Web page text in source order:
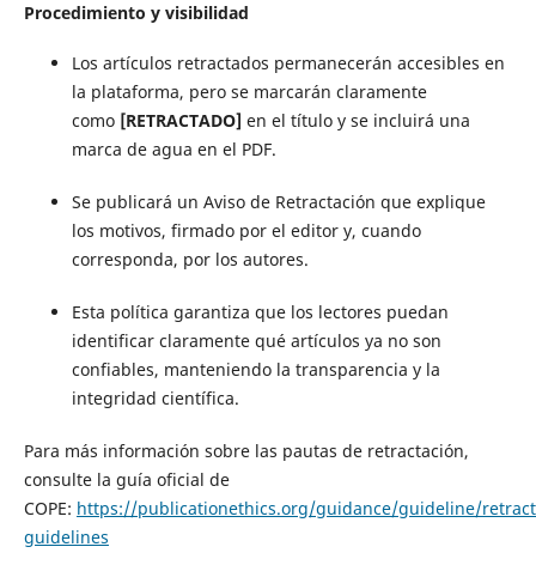
Procedimiento y visibilidad
Los artículos retractados permanecerán accesibles en
la plataforma, pero se marcarán claramente
como [RETRACTADO] en el título y se incluirá una
marca de agua en el PDF.
Se publicará un Aviso de Retractación que explique
los motivos, firmado por el editor y, cuando
corresponda, por los autores.
Esta política garantiza que los lectores puedan
identificar claramente qué artículos ya no son
confiables, manteniendo la transparencia y la
integridad científica.
Para más información sobre las pautas de retractación,
consulte la guía oficial de
COPE: https://publicationethics.org/guidance/guideline/
guidelines